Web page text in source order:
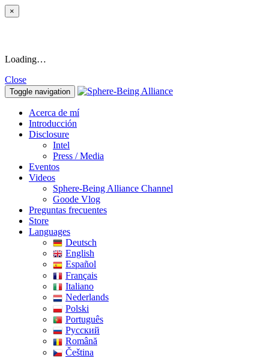
×
Loading…
Close
Toggle navigation
Acerca de mí
Introducción
Disclosure
Intel
Press / Media
Eventos
Videos
Sphere-Being Alliance Channel
Goode Vlog
Preguntas frecuentes
Store
Languages
Deutsch
English
Español
Français
Italiano
Nederlands
Polski
Português
Pусский
Română
Čeština